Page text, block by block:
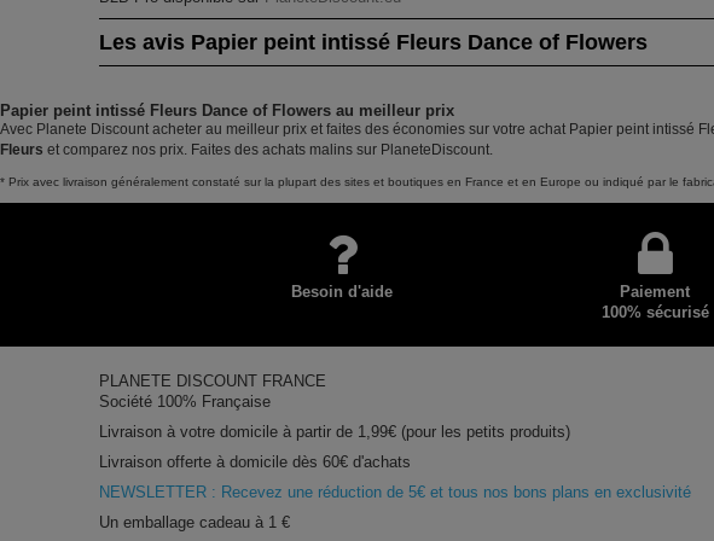
Les avis Papier peint intissé Fleurs Dance of Flowers
Papier peint intissé Fleurs Dance of Flowers au meilleur prix
Avec Planete Discount acheter au meilleur prix et faites des économies sur votre achat Papier peint intissé
Fleurs et comparez nos prix. Faites des achats malins sur PlaneteDiscount.
* Prix avec livraison généralement constaté sur la plupart des sites et boutiques en France et en Europe ou indiqué par le
Besoin d'aide
Paiement
100% sécurisé
PLANETE DISCOUNT FRANCE
Société 100% Française
Livraison à votre domicile à partir de 1,99€ (pour les petits produits)
Livraison offerte à domicile dès 60€ d'achats
NEWSLETTER : Recevez une réduction de 5€ et tous nos bons plans en exclusivité
Un emballage cadeau à 1 €